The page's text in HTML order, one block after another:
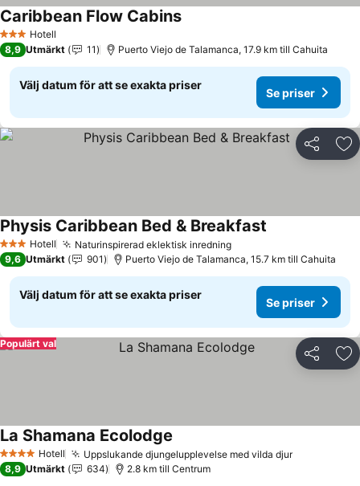
3 StjärnorHotell
Caribbean Flow CabinsSe priser
8,9 Utmärkt 11 Puerto Viejo de Talamanca, 17.9 km till Cahuita
Välj datum för att se exakta priser
Se priser
Dela
3 StjärnorHotell Naturinspirerad eklektisk inredningSe priser
Physis Caribbean Bed & Breakfast
9,6 Utmärkt 901 Puerto Viejo de Talamanca, 15.7 km till Cahuita
Välj datum för att se exakta priser
Se priser
Dela
Populärt val
4 StjärnorHotell Uppslukande djungelupplevelse med vilda djurSe priser
La Shamana Ecolodge
8,9 Utmärkt 634 2.8 km till Centrum